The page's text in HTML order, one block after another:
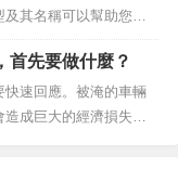
其名稱可以幫助您選
據最新信息瞭解不同
車齒輪的基本概念齒
...
首先要做什麼？
速回應。被淹的車輛
成巨大的經濟損失。